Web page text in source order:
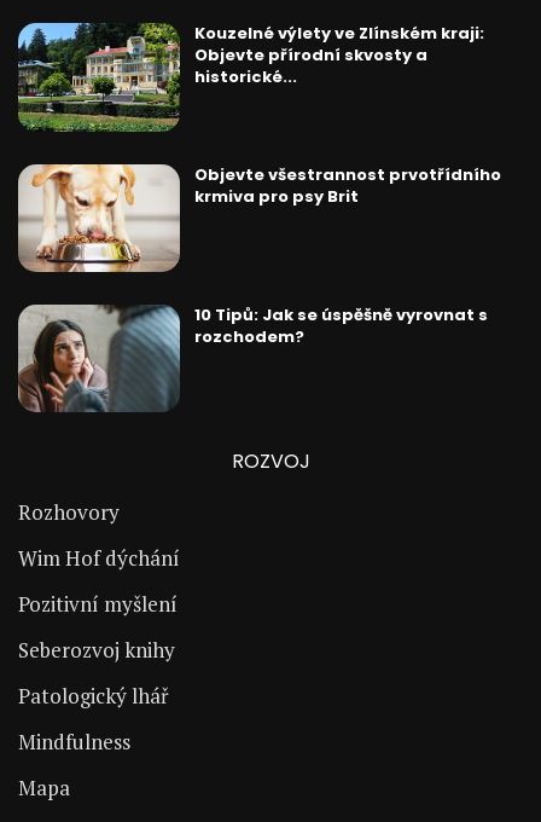
Kouzelné výlety ve Zlínském kraji:
Objevte přírodní skvosty a
historické...
Objevte všestrannost prvotřídního
krmiva pro psy Brit
10 Tipů: Jak se úspěšně vyrovnat s
rozchodem?
ROZVOJ
Rozhovory
Wim Hof dýchání
Pozitivní myšlení
Seberozvoj knihy
Patologický lhář
Mindfulness
Mapa